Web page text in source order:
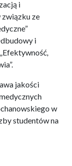
i
ze
i
jakości
w
studentów na